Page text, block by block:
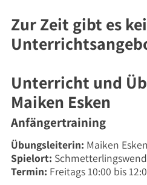
Zur Zeit gibt es
Unterricht und
Maiken Esken
Anfängertraining
Übungsleiterin: Maiken Esken
Spielort:
Termin: Freitags 10:00 bis